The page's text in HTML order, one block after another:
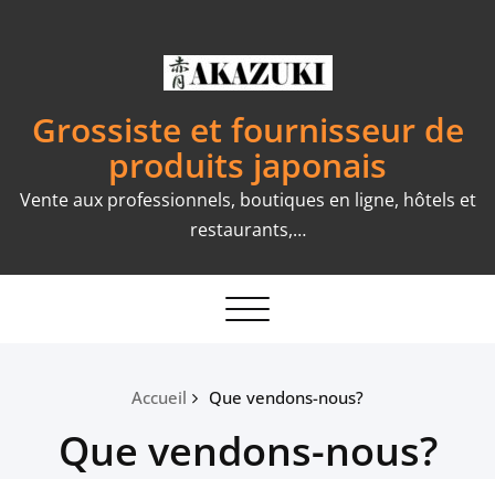
Grossiste et fournisseur de
produits japonais
Vente aux professionnels, boutiques en ligne, hôtels et
restaurants,…
Toggle
Accueil Que vendons-nous?
Que vendons-nous?